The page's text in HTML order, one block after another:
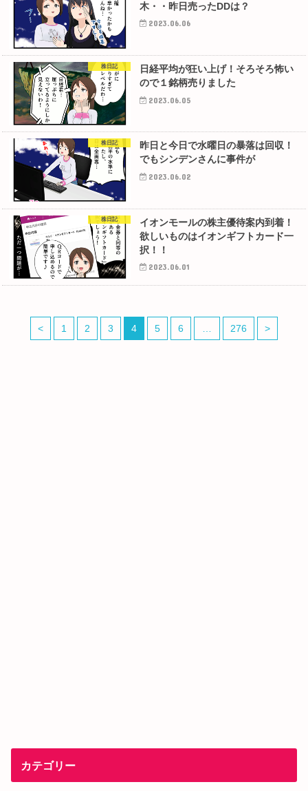
木・・昨日売ったDDは？
2023.06.06
株日記
日経平均が狂い上げ！そろそろ怖い
ので１銘柄売りました
2023.06.05
株日記
昨日と今日で水曜日の暴落は回収！
でもシンデンさんに事件が
2023.06.02
株日記
イオンモールの株主優待案内到着！
欲しいものはイオンギフトカード一
択！！
2023.06.01
< 1 2 3 4 5 6 276 >
カテゴリー